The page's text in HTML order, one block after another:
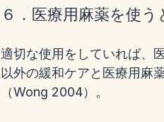
６．医療用麻薬を使
適切な使用をしていれば、
以外の緩和ケアと医療用麻
（Wong 2004）。